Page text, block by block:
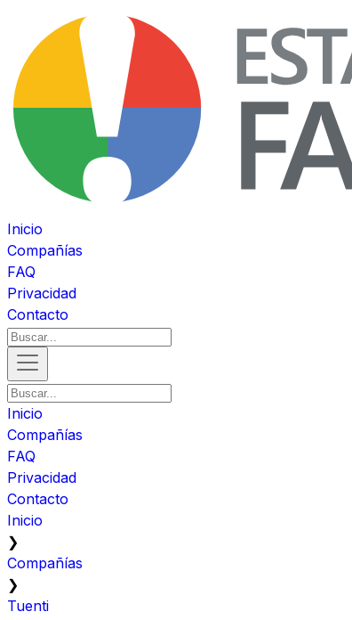
Inicio
Compañías
FAQ
Privacidad
Contacto
Inicio
Compañías
FAQ
Privacidad
Contacto
Inicio
❯
Compañías
❯
Tuenti